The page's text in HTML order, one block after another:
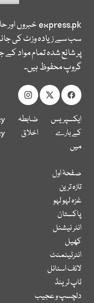
express.pkخبروں اور
سب سے زیادہ وزٹ کی
پر شائع شدہ تمام مواد
گروپ محفوظ ہیں۔
ایکسپریس
کے بارے
میں
ضابطہ
اخلاق
صفحۂ اول
تازہ ترین
غزہ لہو لہو
پاکستان
انٹر نیشنل
کھیل
انٹرٹینمنٹ
لائف اسٹائل
ٹاپ ٹرینڈ
دلچسپ و عجیب